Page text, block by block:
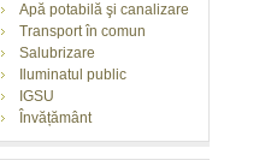
Apă potabilă şi canalizare
Transport în comun
Salubrizare
Iluminatul public
IGSU
Învățământ